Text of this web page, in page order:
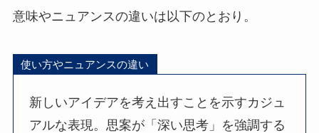
意味やニュアンスの違いは以下のとおり。
使い方やニュアンスの違い
新しいアイデアを考え出すことを示すカジュ
アルな表現。思案が「深い思考」を強調する